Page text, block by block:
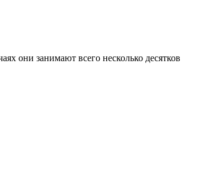
они занимают всего несколько десятков